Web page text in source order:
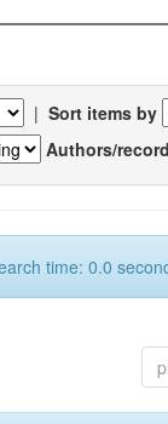
| Sort items by
Authors/record
time: 0.0